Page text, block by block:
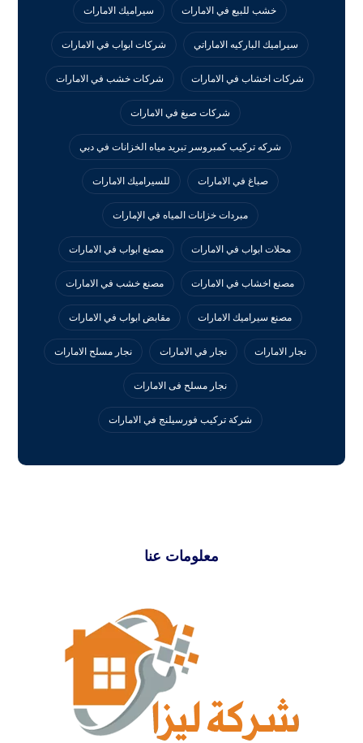
خشب للبيع في الامارات سيراميك الامارات
سيراميك الباركيه الاماراتي شركات ابواب في الامارات
شركات اخشاب في الامارات شركات خشب في الامارات
شركات صبغ في الامارات
شركه تركيب كمبروسر تبريد مياه الخزانات في دبي
صباغ في الامارات للسيراميك الامارات
مبردات خزانات المياه في الإمارات
محلات ابواب في الامارات مصنع ابواب في الامارات
مصنع اخشاب في الامارات مصنع خشب في الامارات
مصنع سيراميك الامارات مقابض ابواب في الامارات
نجار الامارات نجار في الامارات نجار مسلح الامارات
نجار مسلح فى الامارات
‏شركة تركيب فورسيلنج في الامارات
معلومات عنا